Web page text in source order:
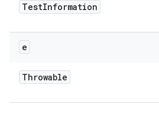
TestInformation
e
Throwable